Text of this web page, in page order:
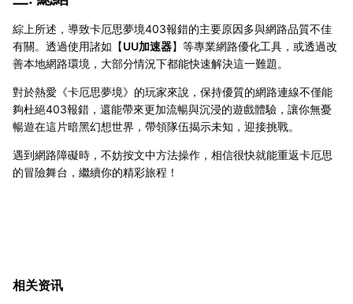
綜上所述，導致卡厄思夢境403報錯的主要原因多與網路品質不佳
有關。透過使用諸如【UU加速器】等專業網路優化工具，或透過改
善本地網路環境，大部分情況下都能快速解決這一難題。
對於熱愛《卡厄思夢境》的玩家來說，保持優質的網路連線不僅能
夠杜絕403報錯，還能帶來更加流暢與沉浸的遊戲體驗，讓你無憂
暢遊在這片暗黑幻想世界，帶領隊伍揭示未知，迎接挑戰。
遇到網路障礙時，不妨按文中方法操作，相信很快就能重返卡厄思
的冒險舞台，繼續你的精彩旅程！
相关资讯